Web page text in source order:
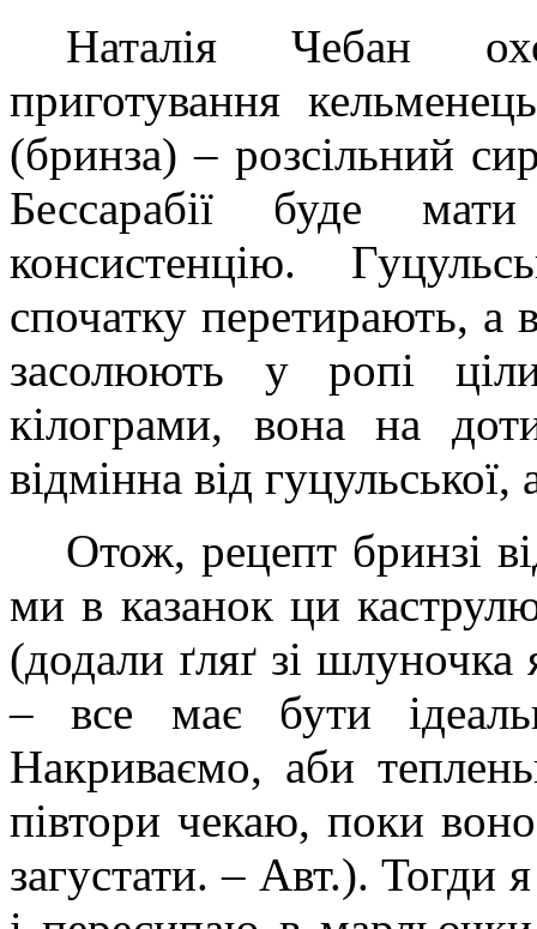
Наталія Чебан
приготування
(бринза) – розсільний
Бессарабії буде
консистенцію.
спочатку перетирають, а
засолюють у ропі
кілограми, вона на
відмінна від
Отож, рецепт
ми в казанок ци
(додали ґляґ зі
– все має бути
Накриваємо, аби
півтори чекаю, поки
загустати. – Авт.). Тогди